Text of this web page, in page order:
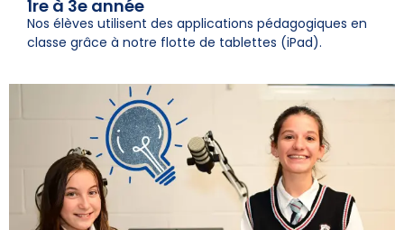
1re à 3e année
Nos élèves utilisent des applications pédagogiques en
classe grâce à notre flotte de tablettes (iPad).